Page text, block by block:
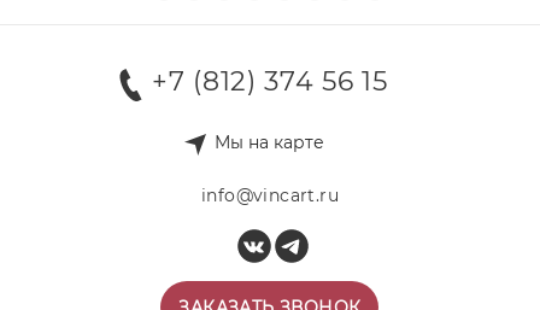
+7 (812) 374 56 15
Мы на карте
info@vincart.ru